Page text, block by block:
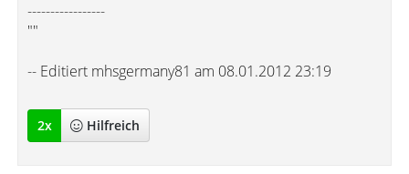
-----------------
""
-- Editiert mhsgermany81 am 08.01.2012 23:19
2x Hilfreich